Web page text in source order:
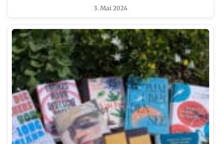
3. Mai 2024